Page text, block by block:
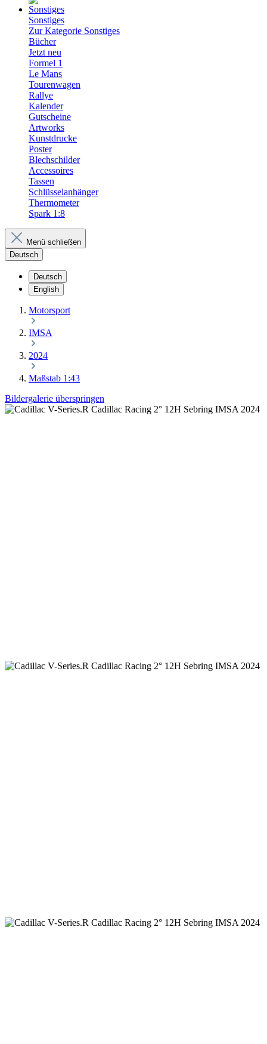
Sonstiges
Zur Kategorie Sonstiges
Bücher
Jetzt neu
Formel 1
Le Mans
Tourenwagen
Rallye
Kalender
Gutscheine
Artworks
Kunstdrucke
Poster
Blechschilder
Accessoires
Tassen
Schlüsselanhänger
Thermometer
Spark 1:8
Menü schließen
Deutsch
Deutsch
English
Motorsport
IMSA
2024
Maßstab 1:43
Bildergalerie überspringen